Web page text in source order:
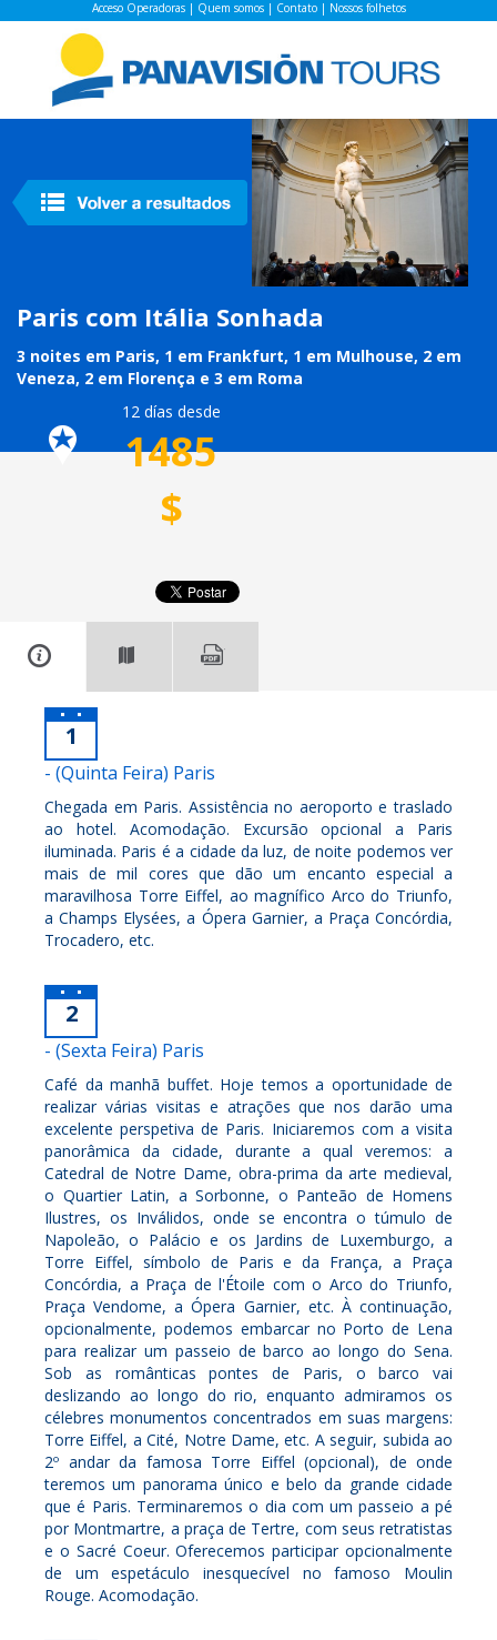
Acceso Operadoras| Quem somos| Contato| Nossos folhetos
Paris com Itália Sonhada
3 noites em Paris, 1 em Frankfurt, 1 em Mulhouse, 2 em
Veneza, 2 em Florença e 3 em Roma
12 días desde
1485
$
1
- (Quinta Feira) Paris
Chegada em Paris. Assistência no aeroporto e traslado
ao hotel. Acomodação. Excursão opcional a Paris
iluminada. Paris é a cidade da luz, de noite podemos ver
mais de mil cores que dão um encanto especial a
maravilhosa Torre Eiffel, ao magnífico Arco do Triunfo,
a Champs Elysées, a Ópera Garnier, a Praça Concórdia,
Trocadero, etc.
2
- (Sexta Feira) Paris
Café da manhã buffet. Hoje temos a oportunidade de
realizar várias visitas e atrações que nos darão uma
excelente perspetiva de Paris. Iniciaremos com a visita
panorâmica da cidade, durante a qual veremos: a
Catedral de Notre Dame, obra-prima da arte medieval,
o Quartier Latin, a Sorbonne, o Panteão de Homens
Ilustres, os Inválidos, onde se encontra o túmulo de
Napoleão, o Palácio e os Jardins de Luxemburgo, a
Torre Eiffel, símbolo de Paris e da França, a Praça
Concórdia, a Praça de l'Étoile com o Arco do Triunfo,
Praça Vendome, a Ópera Garnier, etc. À continuação,
opcionalmente, podemos embarcar no Porto de Lena
para realizar um passeio de barco ao longo do Sena.
Sob as românticas pontes de Paris, o barco vai
deslizando ao longo do rio, enquanto admiramos os
célebres monumentos concentrados em suas margens:
Torre Eiffel, a Cité, Notre Dame, etc. A seguir, subida ao
2º andar da famosa Torre Eiffel (opcional), de onde
teremos um panorama único e belo da grande cidade
que é Paris. Terminaremos o dia com um passeio a pé
por Montmartre, a praça de Tertre, com seus retratistas
e o Sacré Coeur. Oferecemos participar opcionalmente
de um espetáculo inesquecível no famoso Moulin
Rouge. Acomodação.